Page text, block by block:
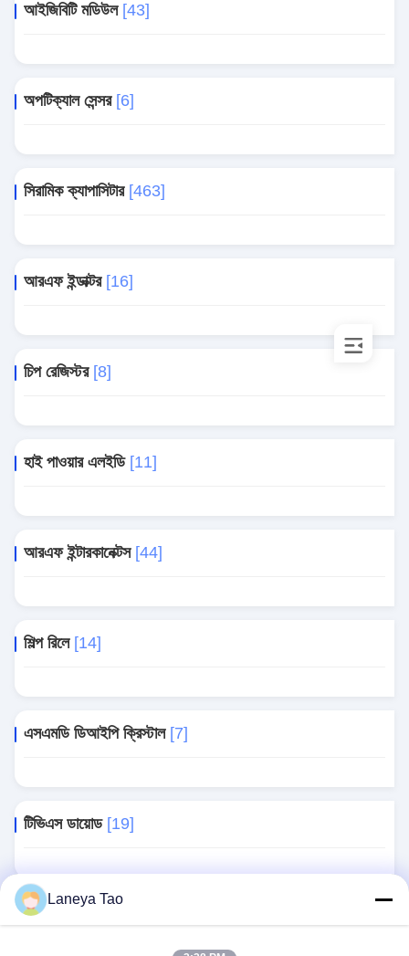
আইজিবিটি মডিউল [43]
অপটিক্যাল সেন্সর [6]
সিরামিক ক্যাপাসিটার [463]
আরএফ ইন্ডাক্টর [16]
চিপ রেজিস্টর [8]
হাই পাওয়ার এলইডি [11]
আরএফ ইন্টারকানেক্টস [44]
শিল্প রিলে [14]
এসএমডি ডিআইপি ক্রিস্টাল [7]
টিভিএস ডায়োড [19]
অন্যান্য উপাদান
Laneya Tao